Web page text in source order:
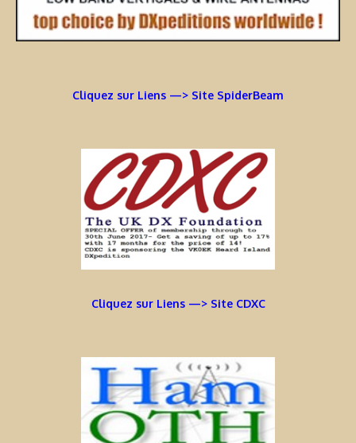
Cliquez sur Liens —> Site SpiderBeam
Cliquez sur Liens —> Site CDXC